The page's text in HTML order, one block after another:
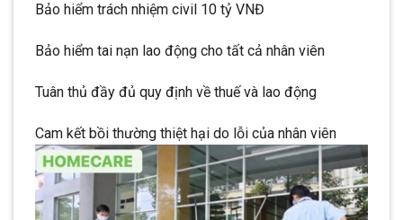
Bảo hiểm trách nhiệm civil 10 tỷ VNĐ
Bảo hiểm tai nạn lao động cho tất cả nhân viên
Tuân thủ đầy đủ quy định về thuế và lao động
Cam kết bồi thường thiệt hại do lỗi của nhân viên